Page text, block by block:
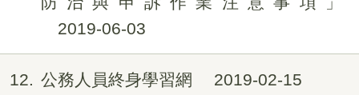
2019-06-03
12 公務人員終身學習網 2019-02-15